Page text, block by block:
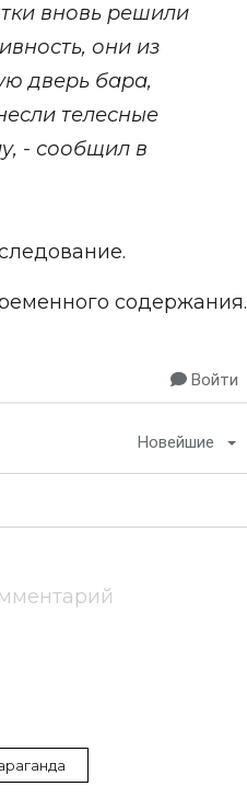
вновь решили
они из
дверь бара,
телесные
- сообщил в
содержания.
Войти
Новейшие